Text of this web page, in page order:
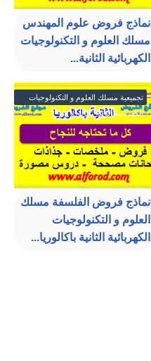
نماذج فروض علوم المهندس
مسلك العلوم و التكنولوجيات
الكهربائية الثانية...
تجميعية مسلك العلوم و التكنولوجيات
الكهربائية الثانية باكالوريا
نماذج فروض الفلسفة مسلك
العلوم و التكنولوجيات
الكهربائية الثانية باكالوريا...